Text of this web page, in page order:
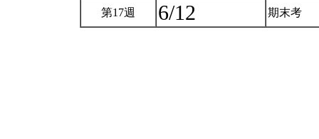
第17週 6/12 期末考